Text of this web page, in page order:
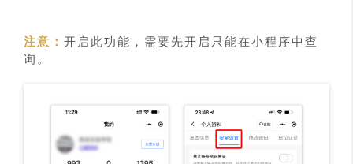
注意： 开启此功能，需要先开启只能在小程序中查
询。